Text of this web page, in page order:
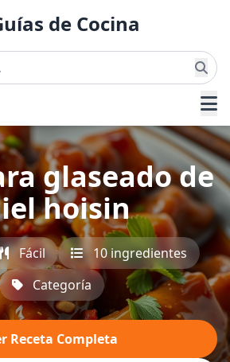
de Cocina
glaseado de
hoisin
Fácil
10 ingredientes
Categoría
Receta Completa